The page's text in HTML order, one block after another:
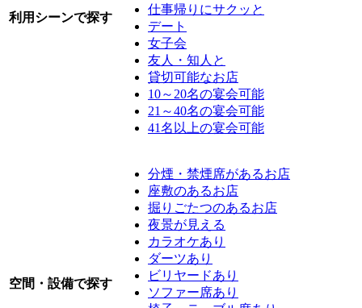
利用シーンで探す
仕事帰りにサクッと
デート
女子会
友人・知人と
貸切可能なお店
10～20名の宴会可能
21～40名の宴会可能
41名以上の宴会可能
空間・設備で探す
分煙・禁煙席があるお店
座敷のあるお店
掘りごたつのあるお店
夜景が見える
カラオケあり
ダーツあり
ビリヤードあり
ソファー席あり